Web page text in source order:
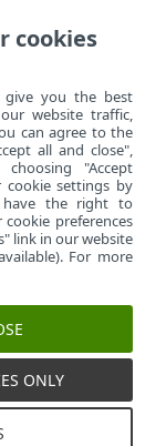
Password
perfiles
cookies
you the best
website traffic,
can agree to the
all and close",
"Accept
cookie settings by
have the right to
preferences
link in our website
For more
ONLY